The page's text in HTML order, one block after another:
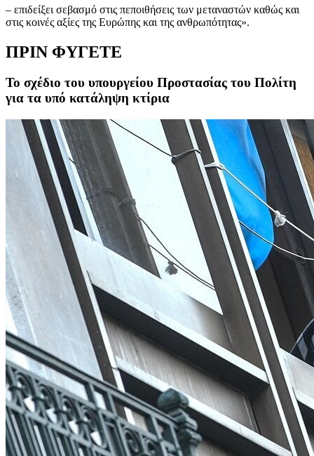
– επιδείξει σεβασμό στις πεποιθήσεις των μεταναστών καθώς και
στις κοινές αξίες της Ευρώπης και της ανθρωπότητας».
ΠΡΙΝ ΦΥΓΕΤΕ
Το σχέδιο του υπουργείου Προστασίας του Πολίτη
για τα υπό κατάληψη κτίρια